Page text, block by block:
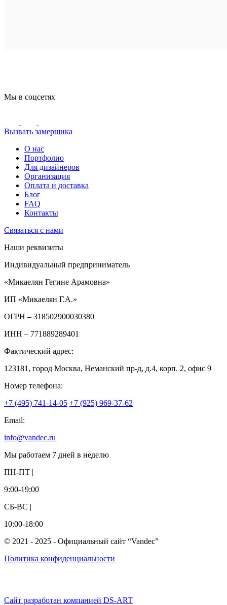
Мы в соцсетях
Вызвать замерщика
О нас
Портфолио
Для дизайнеров
Организация
Оплата и доставка
Блог
FAQ
Контакты
Связаться с нами
Наши реквизиты
Индивидуальный предприниматель
«Микаелян Гегине Арамовна»
ИП «Микаелян Г.А.»
ОГРН – 318502900030380
ИНН – 771889289401
Фактический адрес:
123181, город Москва, Неманский пр-д, д.4, корп. 2, офис 9
Номер телефона:
+7 (495) 741-14-05 +7 (925) 969-37-62
Email:
info@vandec.ru
Мы работаем 7 дней в неделю
ПН-ПТ |
9:00-19:00
СБ-ВС |
10:00-18:00
© 2021 - 2025 - Официальный сайт “Vandec”
Политика конфиденциальности
Сайт разработан компанией DS-ART